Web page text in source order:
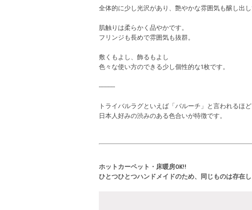
全体的に少し光沢があり、艶やかな雰囲気も醸し出し
肌触りは柔らかく品やかです。
フリンジも長めで雰囲気も抜群。
敷くもよし、飾るもよし
色々な使い方のできる少し個性的な1枚です。
-----------
トライバルラグといえば「バルーチ」と言われるほど
日本人好みの渋みのある色合いが特徴です。
ホットカーペット・床暖房OK!!
ひとつひとつハンドメイドのため、同じものは存在し